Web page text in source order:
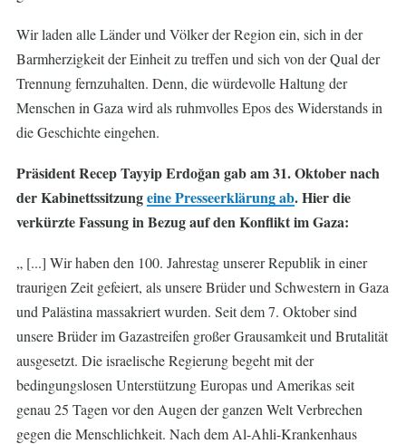
Wir laden alle Länder und Völker der Region ein, sich in der
Barmherzigkeit der Einheit zu treffen und sich von der Qual der
Trennung fernzuhalten. Denn, die würdevolle Haltung der
Menschen in Gaza wird als ruhmvolles Epos des Widerstands in
die Geschichte eingehen.
Präsident Recep Tayyip Erdoğan gab am 31. Oktober nach
der Kabinettssitzungeine Presseerklärung ab. Hier die
verkürzte Fassung in Bezug auf den Konflikt im Gaza:
„ [...] Wir haben den 100. Jahrestag unserer Republik in einer
traurigen Zeit gefeiert, als unsere Brüder und Schwestern in Gaza
und Palästina massakriert wurden. Seit dem 7. Oktober sind
unsere Brüder im Gazastreifen großer Grausamkeit und Brutalität
ausgesetzt. Die israelische Regierung begeht mit der
bedingungslosen Unterstützung Europas und Amerikas seit
genau 25 Tagen vor den Augen der ganzen Welt Verbrechen
gegen die Menschlichkeit. Nach dem Al-Ahli-Krankenhaus